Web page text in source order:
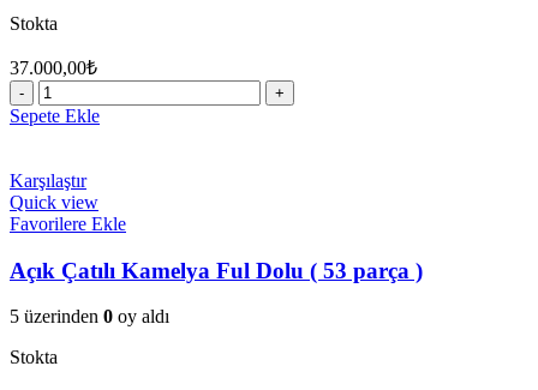
Stokta
37.000,00₺
4
x
Ful
Açık
Kamelya
Sepete Ekle
Karşılaştır
Quick view
Favorilere Ekle
Açık Çatılı Kamelya Ful Dolu ( 53 parça )
5 üzerinden 0 oy aldı
Stokta